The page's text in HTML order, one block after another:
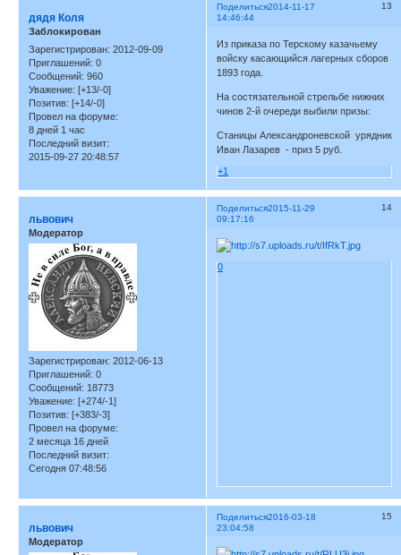
Поделиться 13
2014-11-17
14:46:44
дядя Коля
Заблокирован
Зарегистрирован: 2012-09-09
Приглашений: 0
Сообщений: 960
Уважение: [+13/-0]
Позитив: [+14/-0]
Провел на форуме:
8 дней 1 час
Последний визит:
2015-09-27 20:48:57
Из приказа по Терскому казачьему
войску касающийся лагерных сборов
1893 года.
На состязательной стрельбе нижних
чинов 2-й очереди выбили призы:
Станицы Александроневской урядник
Иван Лазарев - приз 5 руб.
+1
Поделиться 14
2015-11-29
09:17:16
львович
Модератор
Зарегистрирован: 2012-06-13
Приглашений: 0
Сообщений: 18773
Уважение: [+274/-1]
Позитив: [+383/-3]
Провел на форуме:
2 месяца 16 дней
Последний визит:
Сегодня 07:48:56
0
Поделиться 15
2016-03-18
23:04:58
львович
Модератор